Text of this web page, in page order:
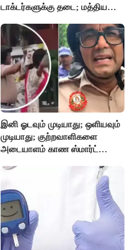
டாக்டர்களுக்கு தடை; மத்திய
இனி ஓடவும் முடியாது; ஒளியவும்
முடியாது; குற்றவாளிகளை
அடையாளம் காண ஸ்மார்ட்